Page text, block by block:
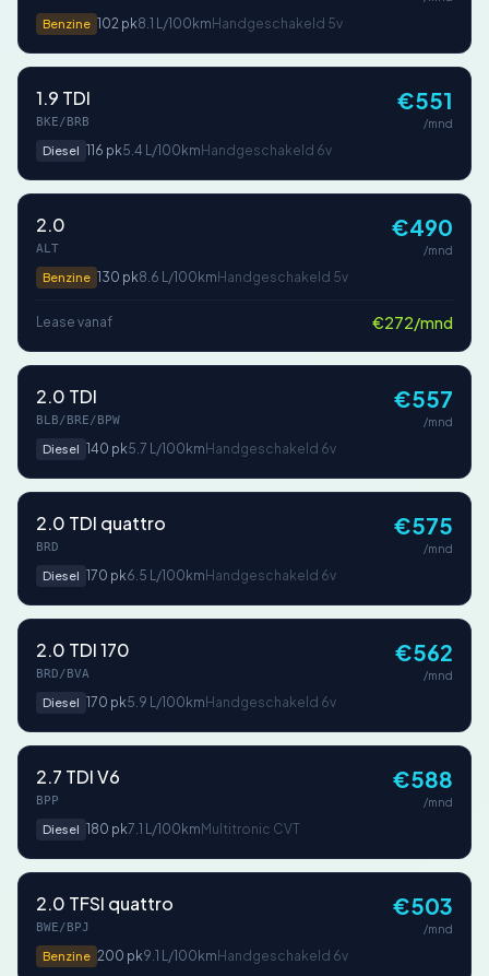
Benzine 102 pk8.1 L/100km Handgeschakeld 5v
1.9 TDI
BKE/BRB
Diesel 116 pk5.4 L/100km Handgeschakeld 6v
€551
/mnd
2.0
ALT
Benzine 130 pk8.6 L/100km Handgeschakeld 5v
€490
/mnd
Lease vanaf €272/mnd
2.0 TDI
BLB/BRE/BPW
Diesel 140 pk5.7 L/100km Handgeschakeld 6v
€557
/mnd
2.0 TDI quattro
BRD
Diesel 170 pk6.5 L/100km Handgeschakeld 6v
€575
/mnd
2.0 TDI 170
BRD/BVA
Diesel 170 pk5.9 L/100km Handgeschakeld 6v
€562
/mnd
2.7 TDI V6
BPP
Diesel 180 pk7.1 L/100km Multitronic CVT
€588
/mnd
2.0 TFSI quattro
BWE/BPJ
Benzine 200 pk9.1 L/100km Handgeschakeld 6v
€503
/mnd